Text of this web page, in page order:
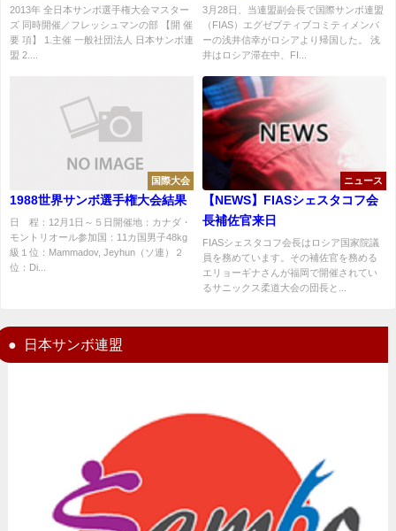
ッシュマンの部要項・申込書
2013年 全日本サンボ選手権大会マスター
ズ 同時開催／フレッシュマンの部 【開 催
要 項】 1.主催 一般社団法人 日本サンボ連
盟 2....
バイザー・サンボ70ゼネラルデ
レクター顧問就任
3月28日、当連盟副会長で国際サンボ連盟
（FIAS）エグゼブティブコミティメンバ
ーの浅井信幸がロシアより帰国した。 浅
井はロシア滞在中、FI...
国際大会
1988世界サンボ選手権大会結果
日 程：12月1日～５日開催地：カナダ・
モントリオール参加国：11カ国男子48kg
級１位：Mammadov, Jeyhun（ソ連）２
位：Di...
ニュース
【NEWS】FIASシェスタコフ会
長補佐官来日
FIASシェスタコフ会長はロシア国家院議
員を務めています。その補佐官を務める
エリョーギナさんが福岡で開催されてい
るサニックス柔道大会の団長と...
日本サンボ連盟